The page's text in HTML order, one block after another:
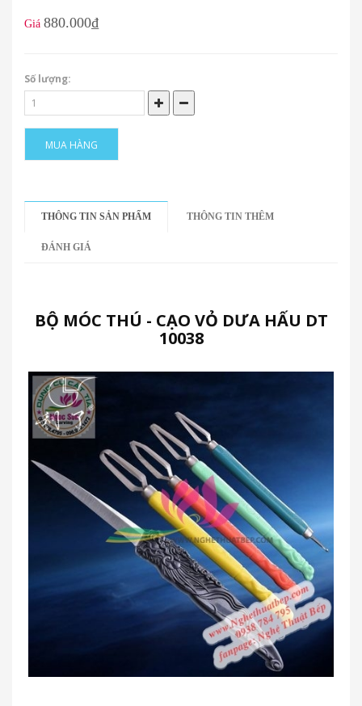
Giá 880.000₫
Số lượng:
MUA HÀNG
THÔNG TIN SẢN PHẨM THÔNG TIN THÊM
ĐÁNH GIÁ
BỘ MÓC THÚ - CẠO VỎ DƯA HẤU DT
10038